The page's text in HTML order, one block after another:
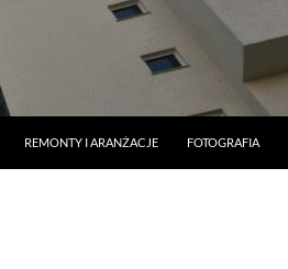
REMONTY I ARANŻACJE FOTOGRAFIA